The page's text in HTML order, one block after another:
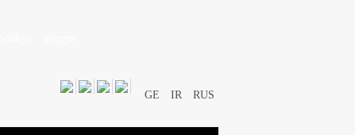
GE IR RUS